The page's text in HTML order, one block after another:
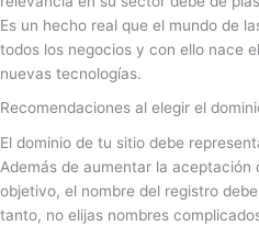
Es un hecho real que el mundo de
todos los negocios y con ello nace
nuevas tecnologías.
Recomendaciones al elegir el
El dominio de tu sitio debe
Además de aumentar la
objetivo, el nombre del registro
tanto, no elijas nombres